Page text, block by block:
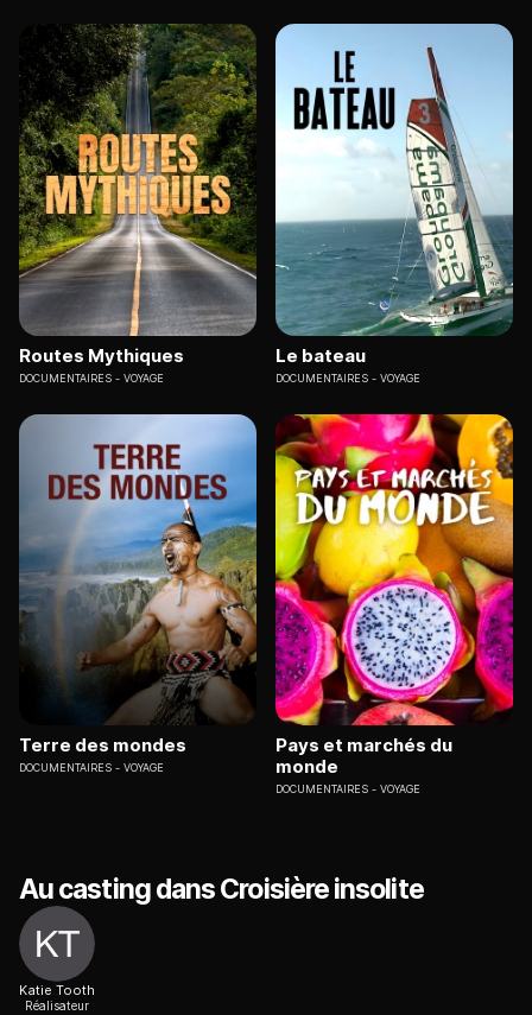
Routes Mythiques
DOCUMENTAIRES VOYAGE
Le bateau
DOCUMENTAIRES VOYAGE
Terre des mondes
DOCUMENTAIRES VOYAGE
Pays et marchés du
monde
DOCUMENTAIRES VOYAGE
Au casting dans Croisière insolite
Katie Tooth
Réalisateur